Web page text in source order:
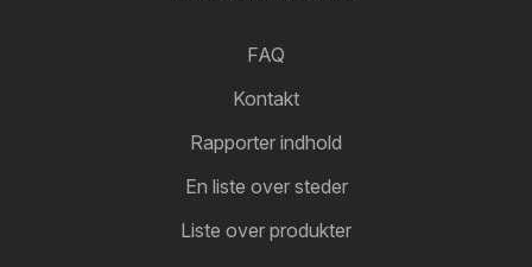
FAQ
Kontakt
Rapporter indhold
En liste over steder
Liste over produkter